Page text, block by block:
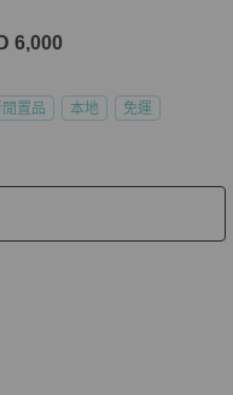
6,000
置品 本地 免運